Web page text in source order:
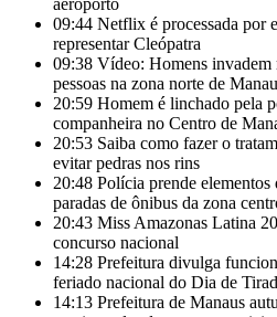
aeroporto
09:44 Netflix é processada por
representar Cleópatra
09:38 Vídeo: Homens invadem
pessoas na zona norte de
20:59 Homem é linchado pela
companheira no Centro de
20:53 Saiba como fazer o
evitar pedras nos rins
20:48 Polícia prende elementos
paradas de ônibus da zona
20:43 Miss Amazonas Latina
concurso nacional
14:28 Prefeitura divulga
feriado nacional do Dia de
14:13 Prefeitura de Manaus